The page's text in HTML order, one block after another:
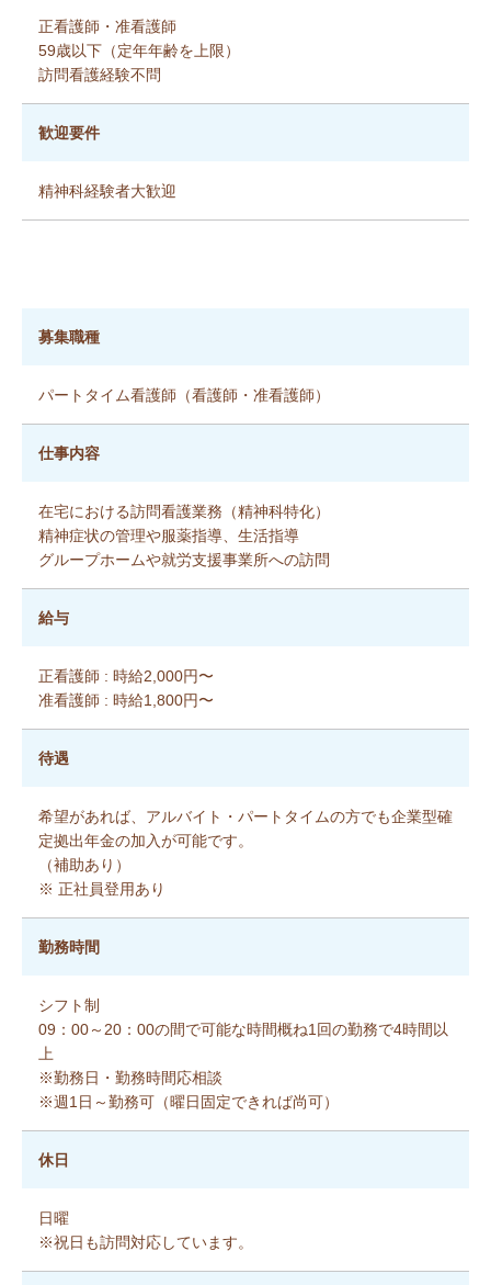
正看護師・准看護師
59歳以下（定年年齢を上限）
訪問看護経験不問
歓迎要件
精神科経験者大歓迎
募集職種
パートタイム看護師（看護師・准看護師）
仕事内容
在宅における訪問看護業務（精神科特化）
精神症状の管理や服薬指導、生活指導
グループホームや就労支援事業所への訪問
給与
正看護師 : 時給2,000円〜
准看護師 : 時給1,800円〜
待遇
希望があれば、アルバイト・パートタイムの方でも企業型確
定拠出年金の加入が可能です。
（補助あり）
※ 正社員登用あり
勤務時間
シフト制
09：00～20：00の間で可能な時間概ね1回の勤務で4時間以
上
※勤務日・勤務時間応相談
※週1日～勤務可（曜日固定できれば尚可）
休日
日曜
※祝日も訪問対応しています。